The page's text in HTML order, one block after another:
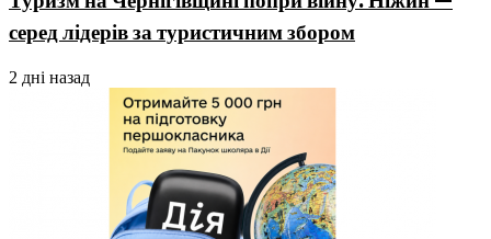
серед лідерів за туристичним збором
2 дні назад